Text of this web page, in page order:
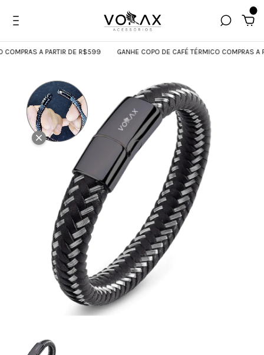
A PARTIR DE R$599 GANHE COPO DE CAFÉ TÉRMICO COMPRAS A